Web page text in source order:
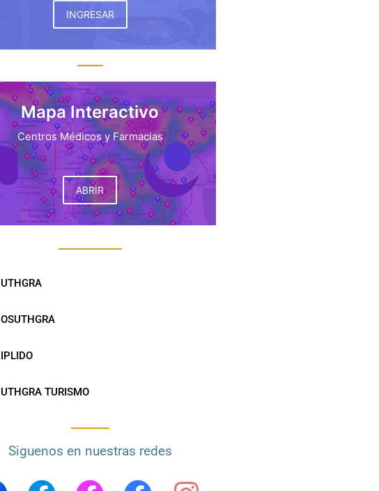
INGRESAR
Mapa Interactivo
Centros Médicos y Farmacias
ABRIR
UTHGRA
OSUTHGRA
IPLIDO
UTHGRA TURISMO
Siguenos en nuestras redes